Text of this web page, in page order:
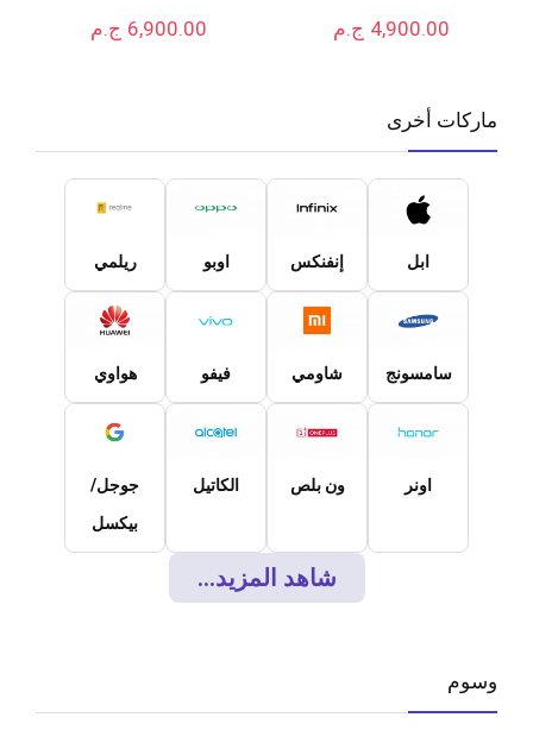
ج.م 4,900.00 ج.م 6,900.00
ماركات أخرى
ابل إنفنكس اوبو ريلمي
سامسونج شاومي فيفو هواوي
اونر ون بلص الكاتيل
جوجل/
بيكسل
شاهد المزيد...
وسوم